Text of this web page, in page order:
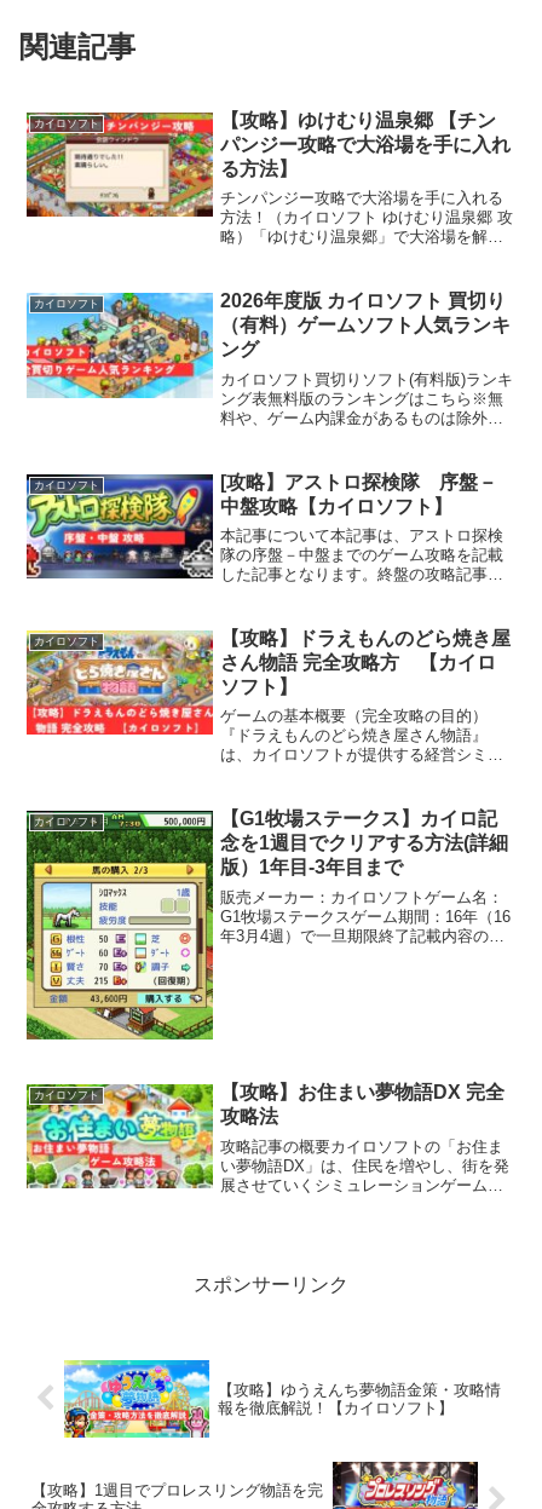
関連記事
カイロソフト
【攻略】ゆけむり温泉郷 【チン
パンジー攻略で大浴場を手に入れ
る方法】
チンパンジー攻略で大浴場を手に入れる
方法！（カイロソフト ゆけむり温泉郷 攻
略）「ゆけむり温泉郷」で大浴場を解放
事では、効率的なチンパンGの満足度の
上げ方を徹底解説しま...
カイロソフト
2026年度版 カイロソフト 買切り
（有料）ゲームソフト人気ランキ
ング
カイロソフト買切りソフト(有料版)ランキ
ング表無料版のランキングはこちら※無
料や、ゲーム内課金があるものは除外
方が順位を上にしてます。１位は「ドラ
えもんのどら焼...
カイロソフト
[攻略】アストロ探検隊 序盤－
中盤攻略【カイロソフト】
本記事について本記事は、アストロ探検
隊の序盤－中盤までのゲーム攻略を記載
した記事となります。終盤の攻略記事は
を開拓しながら、住民を集め、敵と戦
い、銀河一の惑星を目指すシ...
カイロソフト
【攻略】ドラえもんのどら焼き屋
さん物語 完全攻略方 【カイロ
ソフト】
ゲームの基本概要（完全攻略の目的）
『ドラえもんのどら焼き屋さん物語』
は、カイロソフトが提供する経営シミュ
さまざまなお菓子を作り出し、最高の和
菓子店を目指していきます。本...
カイロソフト
【G1牧場ステークス】カイロ記
念を1週目でクリアする方法(詳細
版）1年目-3年目まで
販売メーカー：カイロソフトゲーム名：
G1牧場ステークスゲーム期間：16年（16
年3月4週）で一旦期限終了記載内容の説
カイロソフト
【攻略】お住まい夢物語DX 完全
攻略法
攻略記事の概要カイロソフトの「お住ま
い夢物語DX」は、住民を増やし、街を発
展させていくシミュレーションゲーム
スポンサーリンク
【攻略】ゆうえんち夢物語金策・攻略情
報を徹底解説！【カイロソフト】
【攻略】1週目でプロレスリング物語を完